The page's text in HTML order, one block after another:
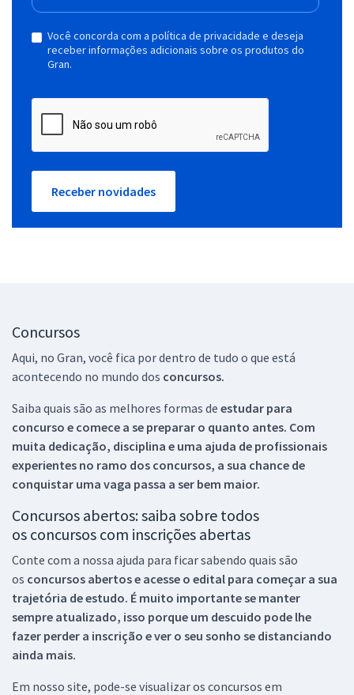
Você concorda com a política de privacidade e deseja
receber informações adicionais sobre os produtos do
Gran.
Receber novidades
Concursos
Aqui, no Gran, você fica por dentro de tudo o que está
acontecendo no mundo dos concursos.
Saiba quais são as melhores formas de estudar para
concurso e comece a se preparar o quanto antes. Com
muita dedicação, disciplina e uma ajuda de profissionais
experientes no ramo dos concursos, a sua chance de
conquistar uma vaga passa a ser bem maior.
Concursos abertos: saiba sobre todos
os concursos com inscrições abertas
Conte com a nossa ajuda para ficar sabendo quais são
os concursos abertos e acesse o edital para começar a sua
trajetória de estudo. É muito importante se manter
sempre atualizado, isso porque um descuido pode lhe
fazer perder a inscrição e ver o seu sonho se distanciando
ainda mais.
Em nosso site, pode-se visualizar os concursos em